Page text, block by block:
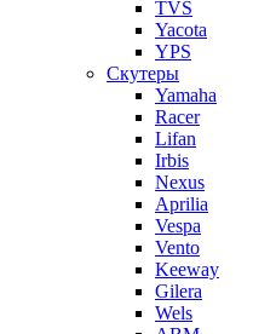
TVS
Yacota
YPS
Скутеры
Yamaha
Racer
Lifan
Irbis
Nexus
Aprilia
Vespa
Vento
Keeway
Gilera
Wels